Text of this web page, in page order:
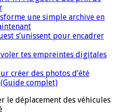
une simple archive en
s’unissent pour encadrer
tes empreintes digitales
créer des photos d’été
complet)
le déplacement des véhicules